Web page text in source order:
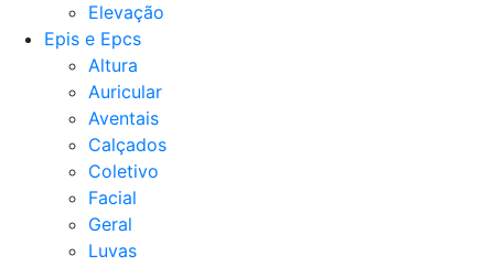
Elevação
Epis e Epcs
Altura
Auricular
Aventais
Calçados
Coletivo
Facial
Geral
Luvas